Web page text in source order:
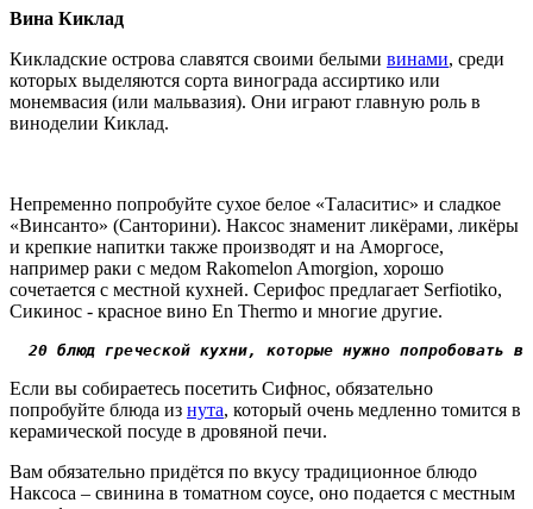
Вина Киклад
Кикладские острова славятся своими белыми винами, среди
которых выделяются сорта винограда ассиртико или
монемвасия (или мальвазия). Они играют главную роль в
виноделии Киклад.
Непременно попробуйте сухое белое «Таласитис» и сладкое
«Винсанто» (Санторини). Наксос знаменит ликёрами, ликёры
и крепкие напитки также производят и на Аморгосе,
например раки с медом Rakomelon Amorgion, хорошо
сочетается с местной кухней. Серифос предлагает Serfiotiko,
Сикинос - красное вино En Thermo и многие другие.
20 блюд греческой кухни, которые нужно попробовать в
Если вы собираетесь посетить Сифнос, обязательно
попробуйте блюда из нута, который очень медленно томится в
керамической посуде в дровяной печи.
Вам обязательно придётся по вкусу традиционное блюдо
Наксоса – свинина в томатном соусе, оно подается с местным